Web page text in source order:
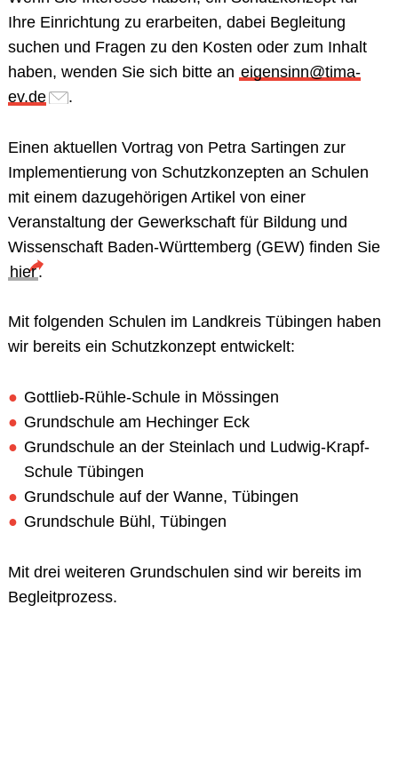
Ihre Einrichtung zu erarbeiten, dabei Begleitung
suchen und Fragen zu den Kosten oder zum Inhalt
haben, wenden Sie sich bitte an eigensinn@tima-
ev.de
.
Einen aktuellen Vortrag von Petra Sartingen zur
Implementierung von Schutzkonzepten an Schulen
mit einem dazugehörigen Artikel von einer
Veranstaltung der Gewerkschaft für Bildung und
Wissenschaft Baden-Württemberg (GEW) finden Sie
hier.
Mit folgenden Schulen im Landkreis Tübingen haben
wir bereits ein Schutzkonzept entwickelt:
Gottlieb-Rühle-Schule in Mössingen
Grundschule am Hechinger Eck
Grundschule an der Steinlach und Ludwig-Krapf-
Schule Tübingen
Grundschule auf der Wanne, Tübingen
Grundschule Bühl, Tübingen
Mit drei weiteren Grundschulen sind wir bereits im
Begleitprozess.